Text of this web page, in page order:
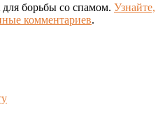
для борьбы со спамом. Узнайте,
комментариев.